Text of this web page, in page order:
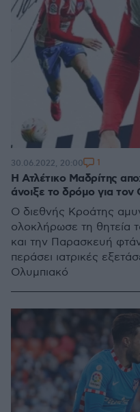
Η Ατλέτικο Μαδρίτης
άνοιξε το δρόμο για τον
Ο διεθνής Κροάτης
ολοκλήρωσε τη θητεία
και την Παρασκευή
περάσει ιατρικές
Ολυμπιακό
30.06.2022, 20:00 1